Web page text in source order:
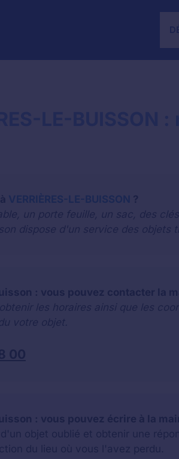
VERRIÈRES-LE-BUISSON ?
un porte feuille, un sac, des
dispose d'un service des objets